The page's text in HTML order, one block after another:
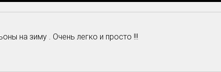
на зиму . Очень легко и просто !!!